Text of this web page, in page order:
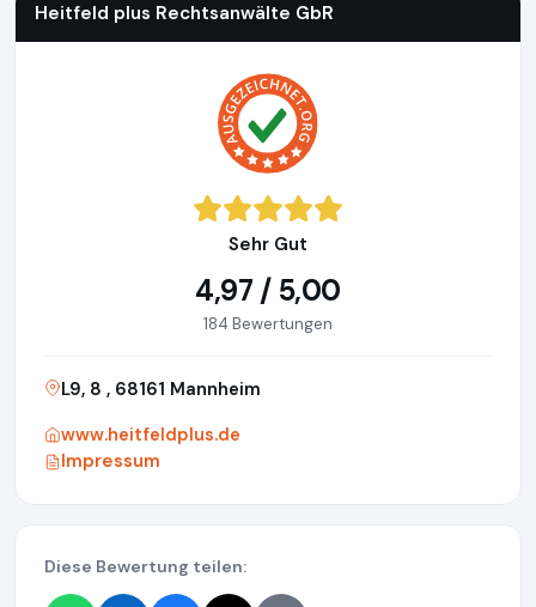
Heitfeld plus Rechtsanwälte GbR
Sehr Gut
4,97 / 5,00
184 Bewertungen
L9, 8 , 68161 Mannheim
www.heitfeldplus.de
Impressum
Diese Bewertung teilen: